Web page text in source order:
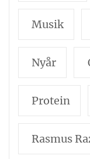
Musik
Nyår
Protein
Rasmus